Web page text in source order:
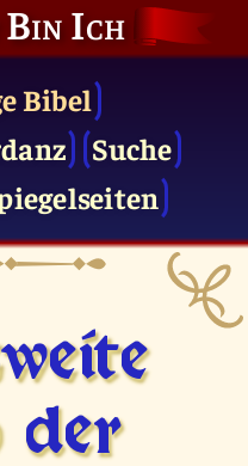
Ich
Bibel
Suche
der